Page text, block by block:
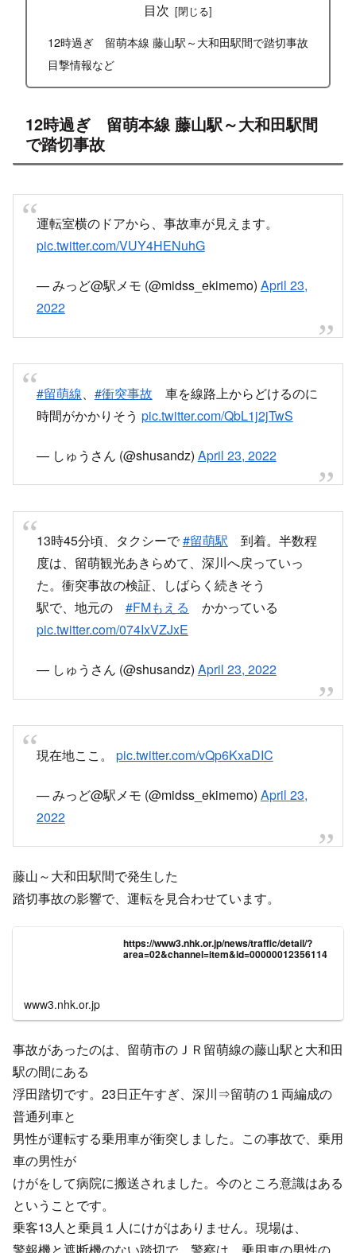
目次
12時過ぎ 留萌本線 藤山駅～大和田駅間で踏切事故
目撃情報など
12時過ぎ 留萌本線 藤山駅～大和田駅間
で踏切事故
運転室横のドアから、事故車が見えます。
pic.twitter.com/VUY4HENuhG
— みっど@駅メモ (@midss_ekimemo) April 23,
2022
#留萌線
時間がかかりそうpic.twitter.com/QbL1j2jTwS
13時45分頃、タクシーで#留萌駅到着。半数程
度は、留萌観光あきらめて、深川へ戻っていっ
た。衝突事故の検証、しばらく続きそう
駅で、地元の#FMもえるかかっている
pic.twitter.com/074IxVZJxE
現在地ここ。pic.twitter.com/vQp6KxaDIC
— みっど@駅メモ (@midss_ekimemo)April 23,
藤山～大和田駅間で発生した
踏切事故の影響で、運転を見合わせています。
事故があったのは、留萌市のＪＲ留萌線の藤山駅と大和田
駅の間にある
浮田踏切です。23日正午すぎ、深川⇒留萌の１両編成の
普通列車と
男性が運転する乗用車が衝突しました。この事故で、乗用
車の男性が
けがをして病院に搬送されました。今のところ意識はある
ということです。
乗客13人と乗員１人にけがはありません。現場は、
警報機と遮断機のない踏切で、警察は、乗用車の男性の
身元の確認をすすめるとともに、当時の状況を詳しく調べ